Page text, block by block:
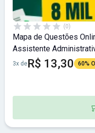
(0)
Mapa de Questões
Assistente
3x deR$ 13,30 60%